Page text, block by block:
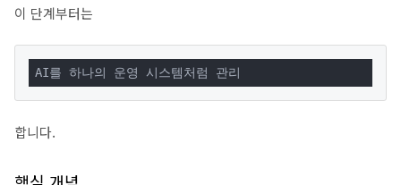
이 단계부터는
AI를 하나의 운영 시스템처럼 관리
합니다.